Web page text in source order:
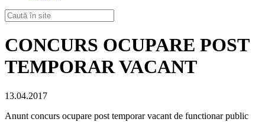
CONCURS OCUPARE POST
TEMPORAR VACANT
13.04.2017
Anunt concurs ocupare post temporar vacant de functionar public